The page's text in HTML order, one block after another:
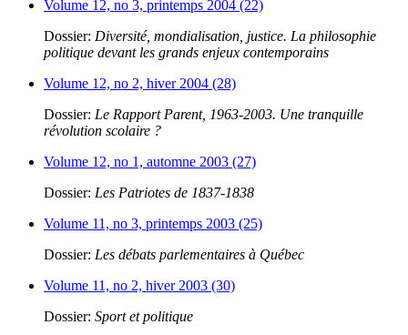
Volume 12, no 3, printemps 2004 (22)
Dossier: Diversité, mondialisation, justice. La philosophie
politique devant les grands enjeux contemporains
Volume 12, no 2, hiver 2004 (28)
Dossier: Le Rapport Parent, 1963-2003. Une tranquille
révolution scolaire ?
Volume 12, no 1, automne 2003 (27)
Dossier: Les Patriotes de 1837-1838
Volume 11, no 3, printemps 2003 (25)
Dossier: Les débats parlementaires à Québec
Volume 11, no 2, hiver 2003 (30)
Dossier: Sport et politique